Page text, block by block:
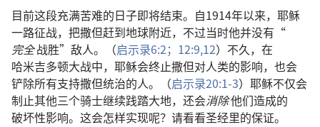
目前这段充满苦难的日子即将结束。 自1914年以来， 耶稣
一路征战， 把撒但赶到地球附近， 不过当时他并没有 “
完全战胜” 敌人。（启示录6:2； 12:9,12） 不久， 在
哈米吉多顿大战中， 耶稣会终止撒但对人类的影响， 也会
铲除所有支持撒但统治的人。（启示录20:1-3） 耶稣不仅会
制止其他三个骑士继续践踏大地， 还会消除他们造成的
破坏性影响。 这会怎样实现呢？ 请看看圣经里的保证。